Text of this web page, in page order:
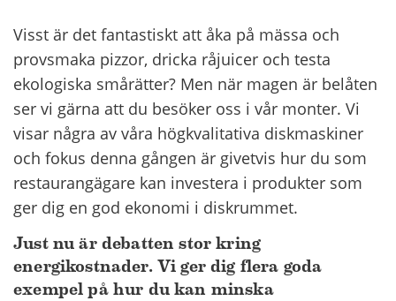
Visst är det fantastiskt att åka på mässa och
provsmaka pizzor, dricka råjuicer och testa
ekologiska smårätter? Men när magen är belåten
ser vi gärna att du besöker oss i vår monter. Vi
visar några av våra högkvalitativa diskmaskiner
och fokus denna gången är givetvis hur du som
restaurangägare kan investera i produkter som
ger dig en god ekonomi i diskrummet.
Just nu är debatten stor kring
energikostnader. Vi ger dig flera goda
exempel på hur du kan minska